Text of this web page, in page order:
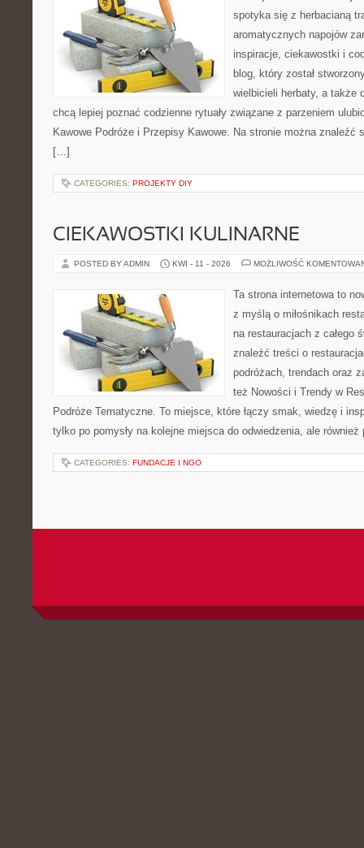
spotyka się z herbacianą
aromatycznych napojów
inspiracje, ciekawostki i
blog, który został
wielbicieli herbaty, a także
chcą lepiej poznać codzienne rytuały związane z parzeniem
Kawowe Podróże i Przepisy Kawowe. Na stronie można znaleźć
[…]
CATEGORIES: PROJEKTY DIY
CIEKAWOSTKI KULINARNE
POSTED BY ADMIN KWI - 11 - 2026 MOŻLIWOŚĆ
Ta strona internetowa to
z myślą o miłośnikach
na restauracjach z całego
znaleźć treści o
podróżach, trendach oraz
też Nowości i Trendy w
Podróże Tematyczne. To miejsce, które łączy smak, wiedzę i
tylko po pomysły na kolejne miejsca do odwiedzenia, ale
CATEGORIES: FUNDACJE I NGO